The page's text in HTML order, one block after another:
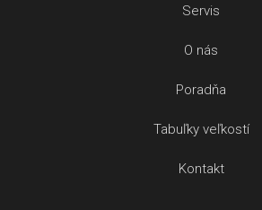
Servis
O nás
Poradňa
Tabuľky veľkostí
Kontakt